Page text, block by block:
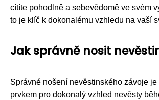
cítíte pohodlně a sebevědomě ve svém
to je klíč k dokonalému vzhledu na vaší
Jak správně nosit
Správné nošení nevěstinského závoje
prvkem pro dokonalý vzhled nevěsty